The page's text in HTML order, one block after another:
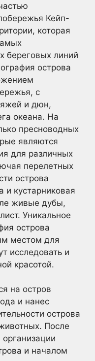
Кейп-
которая
береговых линий
острова
с
и дюн,
океана. На
пресноводных
являются
для различных
перелетных
острова
и кустарниковая
живые дубы,
Уникальное
острова
местом для
исследовать и
красотой.
на остров
и нанес
острова
После
и началом